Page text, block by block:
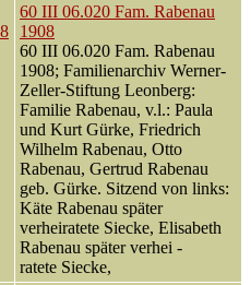
60 III 06.020 Fam. Rabenau
1908
60 III 06.020 Fam. Rabenau
1908; Familienarchiv Werner-
Zeller-Stiftung Leonberg:
Familie Rabenau, v.l.: Paula
und Kurt Gürke, Friedrich
Wilhelm Rabenau, Otto
Rabenau, Gertrud Rabenau
geb. Gürke. Sitzend von links:
Käte Rabenau später
verheiratete Siecke, Elisabeth
Rabenau später verhei -
ratete Siecke,